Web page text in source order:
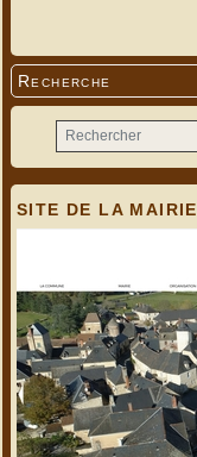
Recherche
SITE DE LA MAIRIE